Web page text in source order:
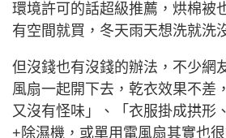
環境許可的話超級推薦，烘棉被
有空間就買，冬天雨天想洗就洗
但沒錢也有沒錢的辦法，不少網
風扇一起開下去，乾衣效果不差
又沒有怪味」、「衣服掛成拱形
+除濕機，或單用電風扇其實也